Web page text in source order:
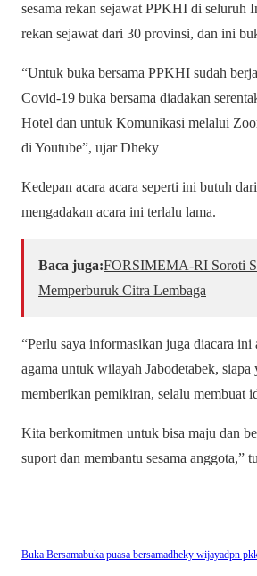
sesama rekan sejawat PPKHI di
rekan sejawat dari 30 provinsi, dan ini
“Untuk buka bersama PPKHI sudah
Covid-19 buka bersama diadakan
Hotel dan untuk Komunikasi melalui
di Youtube”, ujar Dheky
Kedepan acara acara seperti ini butuh
mengadakan acara ini terlalu lama.
Baca juga:​FORSIMEMA-RI Soroti
Memperburuk Citra Lembaga
“Perlu saya informasikan juga diacara
agama untuk wilayah Jabodetabek,
memberikan pemikiran, selalu membuat
Kita berkomitmen untuk bisa maju dan
suport dan membantu sesama anggota,”
Buka Bersamabuka puasa bersamadheky wijayadpn